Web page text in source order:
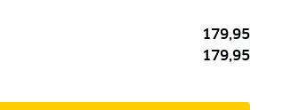
179,95
179,95